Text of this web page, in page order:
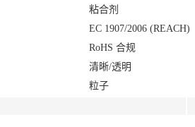
粘合剂
EC 1907/2006 (REACH)
RoHS 合规
清晰/透明
粒子